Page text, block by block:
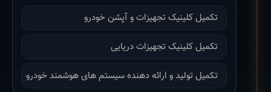
تکمیل کلینیک تجهیزات و آپشن خودرو
تکمیل کلینیک تجهیزات دریایی
تکمیل تولید و ارائه دهنده سیستم های هوشمند خودرو